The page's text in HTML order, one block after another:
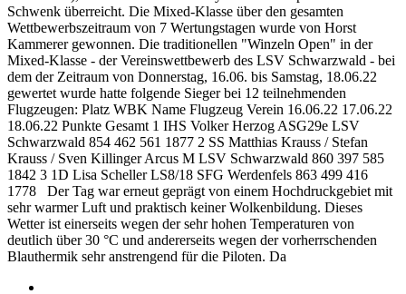
Schwenk überreicht. Die Mixed-Klasse über den gesamten
Wettbewerbszeitraum von 7 Wertungstagen wurde von Horst
Kammerer gewonnen. Die traditionellen "Winzeln Open" in der
Mixed-Klasse - der Vereinswettbewerb des LSV Schwarzwald - bei
dem der Zeitraum von Donnerstag, 16.06. bis Samstag, 18.06.22
gewertet wurde hatte folgende Sieger bei 12 teilnehmenden
Flugzeugen: Platz WBK Name Flugzeug Verein 16.06.22 17.06.22
18.06.22 Punkte Gesamt 1 IHS Volker Herzog ASG29e LSV
Schwarzwald 854 462 561 1877 2 SS Matthias Krauss / Stefan
Krauss / Sven Killinger Arcus M LSV Schwarzwald 860 397 585
1842 3 1D Lisa Scheller LS8/18 SFG Werdenfels 863 499 416
1778 Der Tag war erneut geprägt von einem Hochdruckgebiet mit
sehr warmer Luft und praktisch keiner Wolkenbildung. Dieses
Wetter ist einerseits wegen der sehr hohen Temperaturen von
deutlich über 30 °C und andererseits wegen der vorherrschenden
Blauthermik sehr anstrengend für die Piloten. Da